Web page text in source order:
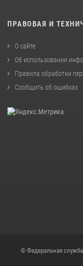
ПРАВОВАЯ И
О сайте
Об использовании
Правила обработки
Сообщить об ошибках
© Федеральная